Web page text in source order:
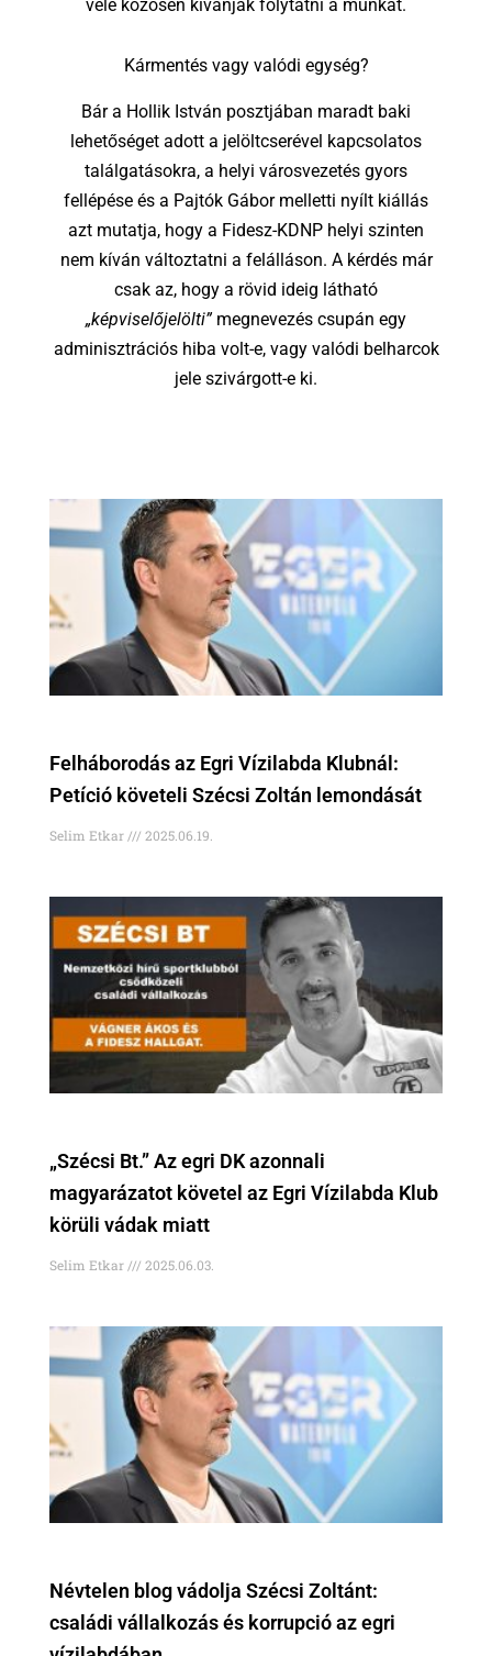
vele közösen kívánják folytatni a munkát.
Kármentés vagy valódi egység?
Bár a Hollik István posztjában maradt baki
lehetőséget adott a jelöltcserével kapcsolatos
találgatásokra, a helyi városvezetés gyors
fellépése és a Pajtók Gábor melletti nyílt kiállás
azt mutatja, hogy a Fidesz-KDNP helyi szinten
nem kíván változtatni a felálláson. A kérdés már
csak az, hogy a rövid ideig látható
„képviselőjelölti”megnevezés csupán egy
adminisztrációs hiba volt-e, vagy valódi belharcok
jele szivárgott-e ki.
Felháborodás az Egri Vízilabda Klubnál:
Petíció követeli Szécsi Zoltán lemondását
Selim Etkar 2025.06.19.
„Szécsi Bt.” Az egri DK azonnali
magyarázatot követel az Egri Vízilabda Klub
körüli vádak miatt
Selim Etkar 2025.06.03.
Névtelen blog vádolja Szécsi Zoltánt:
családi vállalkozás és korrupció az egri